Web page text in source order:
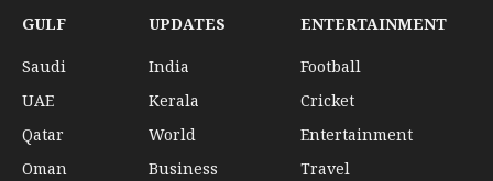
GULF
Saudi
UAE
Qatar
Oman
UPDATES
India
Kerala
World
Business
ENTERTAINMENT
Football
Cricket
Entertainment
Travel